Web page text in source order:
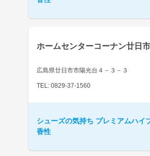
ホームセンターコーナン廿日
広島県廿日市市陽光台４－３－３
TEL: 0829-37-1560
シューズの気持ち プレミアムハイ
香性